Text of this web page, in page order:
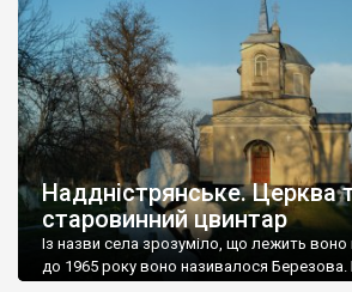
мовою. За всіма традиційними ознаками
український. Хрести датуються 19
роках Болган […]
Наддністрянське. Церква
старовинний цвинтар
Із назви села зрозуміло, що лежить
до 1965 року воно називалося Березова.